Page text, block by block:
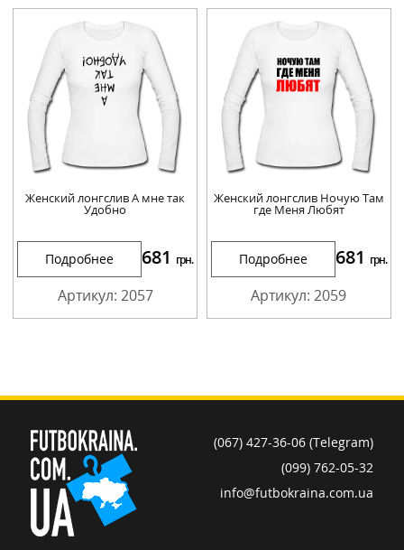
Женский лонгслив А мне так
Удобно
Подробнее 681 грн.
Артикул: 2057
Женский лонгслив Ночую Там
где Меня Любят
Подробнее 681 грн.
Артикул: 2059
(067) 427-36-06 (Telegram)
(099) 762-05-32
info@futbokraina.com.ua